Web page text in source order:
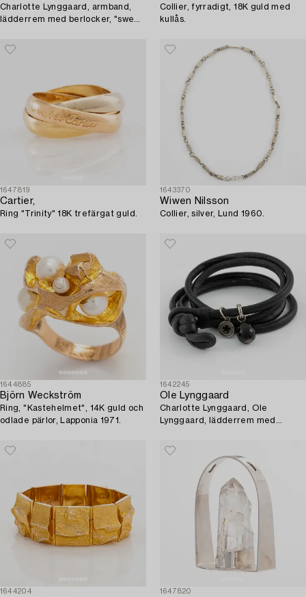
Charlotte Lynggaard, armband,
lädderrem med berlocker, "sweet
Collier, fyrradigt, 18K guld med
kullås.
1647819
Cartier,
Ring "Trinity" 18K trefärgat guld.
1643370
Wiwen Nilsson
Collier, silver, Lund 1960.
1644885
Björn Weckström
Ring, "Kastehelmet", 14K guld och
odlade pärlor, Lapponia 1971.
1642245
Ole Lynggaard
Charlotte Lynggaard, Ole
Lynggaard, lädderrem med
med liten briljantslipad diamanter.
1644204 1647820